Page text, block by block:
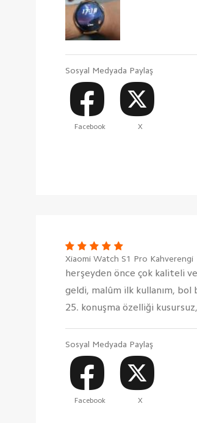
Sosyal Medyada Paylaş
Facebook X
Xiaomi Watch S1 Pro Kahverengi
herşeyden önce çok kaliteli ve
geldi, malûm ilk kullanım, bol
25. konuşma özelliği
Sosyal Medyada Paylaş
Facebook X